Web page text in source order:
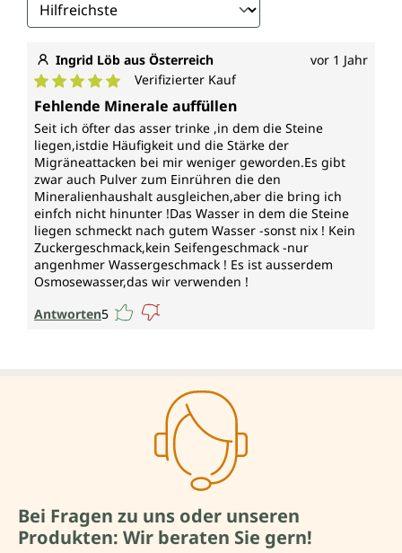
Ingrid Löb aus Österreich vor 1 Jahr
Durchschnittliche Bewertung von 5 von 5 Sternen
Verifizierter Kauf
Fehlende Minerale auffüllen
Seit ich öfter das asser trinke ,in dem die Steine
liegen,istdie Häufigkeit und die Stärke der
Migräneattacken bei mir weniger geworden.Es gibt
zwar auch Pulver zum Einrühren die den
Mineralienhaushalt ausgleichen,aber die bring ich
einfch nicht hinunter !Das Wasser in dem die Steine
liegen schmeckt nach gutem Wasser -sonst nix ! Kein
Zuckergeschmack,kein Seifengeschmack -nur
angenhmer Wassergeschmack ! Es ist ausserdem
Osmosewasser,das wir verwenden !
Antworten5
Bei Fragen zu uns oder unseren
Produkten: Wir beraten Sie gern!